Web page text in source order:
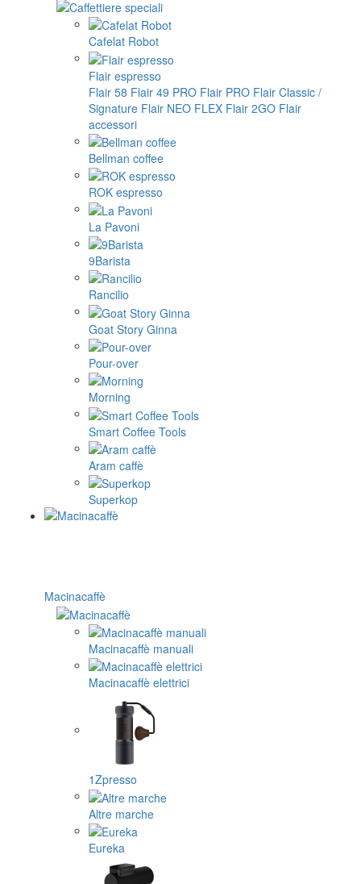
Cafelat Robot
Flair espresso
Flair 58 Flair 49 PRO Flair PRO Flair Classic /
Signature Flair NEO FLEX Flair 2GO Flair
accessori
Bellman coffee
ROK espresso
La Pavoni
9Barista
Rancilio
Goat Story Ginna
Pour-over
Morning
Smart Coffee Tools
Aram caffè
Superkop
Macinacaffè
Macinacaffè manuali
Macinacaffè elettrici
1Zpresso
Altre marche
Eureka